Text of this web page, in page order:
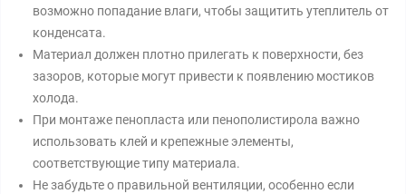
возможно попадание влаги, чтобы защитить утеплитель от
конденсата.
Материал должен плотно прилегать к поверхности, без
зазоров, которые могут привести к появлению мостиков
холода.
При монтаже пенопласта или пенополистирола важно
использовать клей и крепежные элементы,
соответствующие типу материала.
Не забудьте о правильной вентиляции, особенно если